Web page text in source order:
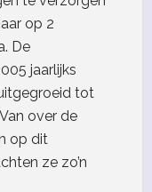
op 2
De
jaarlijks
tot
over de
op dit
ze zo’n